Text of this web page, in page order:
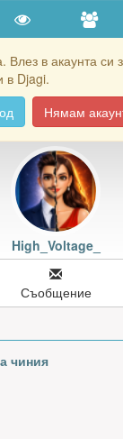
в акаунта си
в Djagi.
Нямам
High_Voltage_
Съобщение
чиния